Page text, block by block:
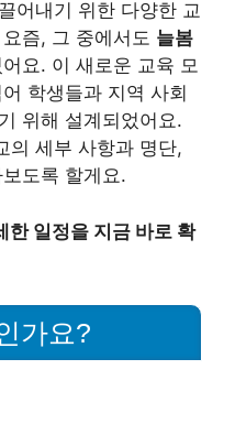
어내기 위한 다양한 교
즘, 그 중에서도 늘봄
요. 이 새로운 교육 모
학생들과 지역 사회
위해 설계되었어요.
의 세부 사항과 명단,
도록 할게요.
한 일정을 지금 바로 확
가요?